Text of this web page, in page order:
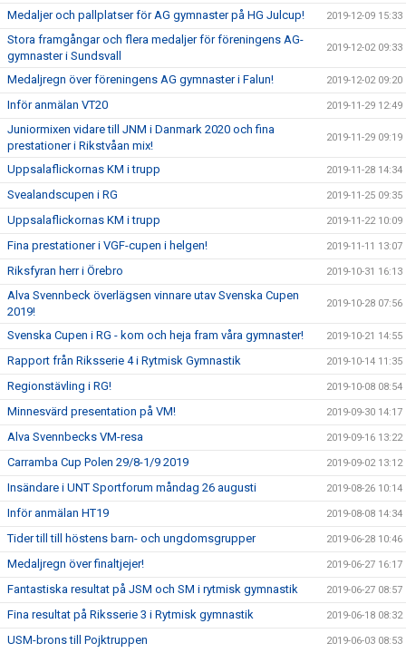
Medaljer och pallplatser för AG gymnaster på HG Julcup! 2019-12-09 15:33
Stora framgångar och flera medaljer för föreningens AG-
gymnaster i Sundsvall
2019-12-02 09:33
Medaljregn över föreningens AG gymnaster i Falun! 2019-12-02 09:20
Inför anmälan VT20 2019-11-29 12:49
Juniormixen vidare till JNM i Danmark 2020 och fina
prestationer i Rikstvåan mix!
2019-11-29 09:19
Uppsalaflickornas KM i trupp 2019-11-28 14:34
Svealandscupen i RG 2019-11-25 09:35
Uppsalaflickornas KM i trupp 2019-11-22 10:09
Fina prestationer i VGF-cupen i helgen! 2019-11-11 13:07
Riksfyran herr i Örebro 2019-10-31 16:13
Alva Svennbeck överlägsen vinnare utav Svenska Cupen
2019!
2019-10-28 07:56
Svenska Cupen i RG - kom och heja fram våra gymnaster! 2019-10-21 14:55
Rapport från Riksserie 4 i Rytmisk Gymnastik 2019-10-14 11:35
Regionstävling i RG! 2019-10-08 08:54
Minnesvärd presentation på VM! 2019-09-30 14:17
Alva Svennbecks VM-resa 2019-09-16 13:22
Carramba Cup Polen 29/8-1/9 2019 2019-09-02 13:12
Insändare i UNT Sportforum måndag 26 augusti 2019-08-26 10:14
Inför anmälan HT19 2019-08-08 14:34
Tider till till höstens barn- och ungdomsgrupper 2019-06-28 10:46
Medaljregn över finaltjejer! 2019-06-27 16:17
Fantastiska resultat på JSM och SM i rytmisk gymnastik 2019-06-27 08:57
Fina resultat på Riksserie 3 i Rytmisk gymnastik 2019-06-18 08:32
USM-brons till Pojktruppen 2019-06-03 08:53